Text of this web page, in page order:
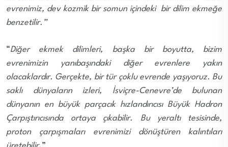
evrenimiz, dev kozmik bir somun içindeki bir dilim ekmeğe
benzetilir.”
“Diğer ekmek dilimleri, başka bir boyutta, bizim
evrenimizin yanıbaşındaki diğer evrenlere yakın
olacaklardır. Gerçekte, bir tür çoklu evrende yaşıyoruz. Bu
saklı dünyaların izleri, İsviçre-Cenevre’de bulunan
dünyanın en büyük parçacık hızlandırıcısı Büyük Hadron
Çarpıştırıcısında ortaya çıkabilir. Bu yeraltı tesisinde,
proton çarpışmaları evrenimizi dönüştüren kalıntıları